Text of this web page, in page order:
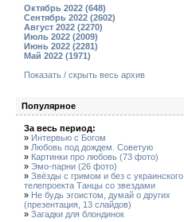
Октябрь 2022 (648)
Сентябрь 2022 (2602)
Август 2022 (2270)
Июль 2022 (2009)
Июнь 2022 (2281)
Май 2022 (1971)
Показать / скрыть весь архив
Популярное
За весь период:
» Интервью с Богом
» Любовь под дождем. Советую
» Картинки про любовь (73 фото)
» Эмо-парни (26 фото)
» Звёзды с гримом и без с украинского
телепроекта Танцы со звездами
» Не будь эгоистом, думай о других
(презентация, 13 слайдов)
» Загадки для блондинок